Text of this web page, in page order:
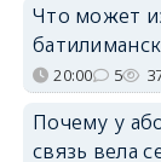
Что может
20:00 5
Почему у
связь вела